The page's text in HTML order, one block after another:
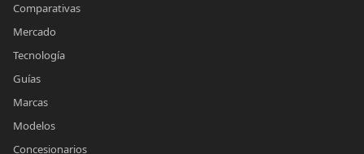
Comparativas
Mercado
Tecnología
Guías
Marcas
Modelos
Concesionarios